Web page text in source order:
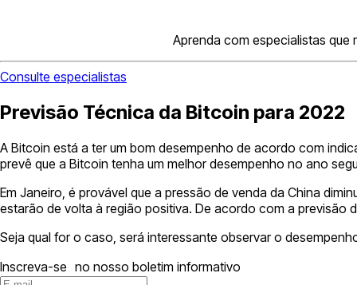
Aprenda com especialistas
Consulte especialistas
Previsão Técnica da Bitcoin para 2022
A Bitcoin está a ter um bom desempenho de acordo com
prevê que a Bitcoin tenha um melhor desempenho no ano
Em Janeiro, é provável que a pressão de venda da China
estarão de volta à região positiva. De acordo com a previsão
Seja qual for o caso, será interessante observar o
Inscreva-se no nosso boletim informativo